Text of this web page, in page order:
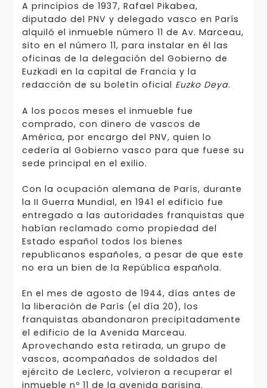
A principios de 1937, Rafael Pikabea,
diputado del PNV y delegado vasco en París
alquiló el inmueble número 11 de Av. Marceau,
sito en el número 11, para instalar en él las
oficinas de la delegación del Gobierno de
Euzkadi en la capital de Francia y la
redacción de su boletín oficial Euzko Deya.
A los pocos meses el inmueble fue
comprado, con dinero de vascos de
América, por encargo del PNV, quien lo
cedería al Gobierno vasco para que fuese su
sede principal en el exilio.
Con la ocupación alemana de París, durante
la II Guerra Mundial, en 1941 el edificio fue
entregado a las autoridades franquistas que
habían reclamado como propiedad del
Estado español todos los bienes
republicanos españoles, a pesar de que este
no era un bien de la República española.
En el mes de agosto de 1944, días antes de
la liberación de París (el día 20), los
franquistas abandonaron precipitadamente
el edificio de la Avenida Marceau.
Aprovechando esta retirada, un grupo de
vascos, acompañados de soldados del
ejército de Leclerc, volvieron a recuperar el
inmueble nº 11 de la avenida parisina.